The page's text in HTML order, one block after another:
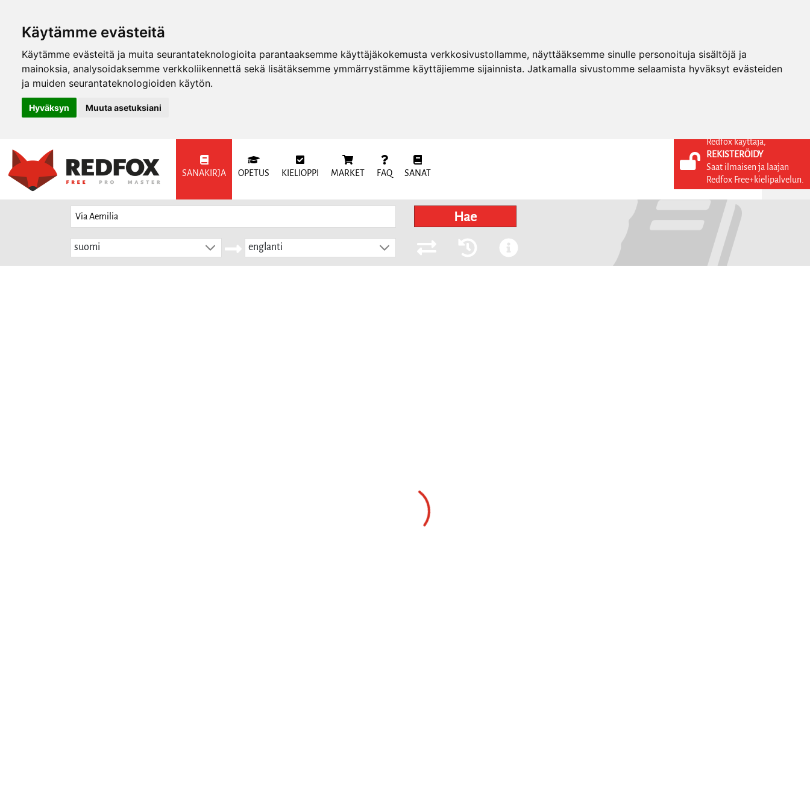
Käytämme evästeitä
Käytämme evästeitä ja muita seurantateknologioita parantaaksemme käyttäjäkokemusta verkkosivustollamme, näyttääksemme sinulle personoituja sisältöjä ja
mainoksia, analysoidaksemme verkkoliikennettä sekä lisätäksemme ymmärrystämme käyttäjiemme sijainnista. Jatkamalla sivustomme selaamista hyväksyt evästeiden
ja muiden seurantateknologioiden käytön.
Hyväksyn Muuta asetuksiani
SANAKIRJA OPETUS KIELIOPPI MARKET FAQ SANAT
KIRJAUDU SISÄÄN
REKISTERÖIDY
Hae
suomi englanti
Redfox käyttäjä,
REKISTERÖIDY
Saat ilmaisen ja laajan
Redfox Free+kielipalvelun.